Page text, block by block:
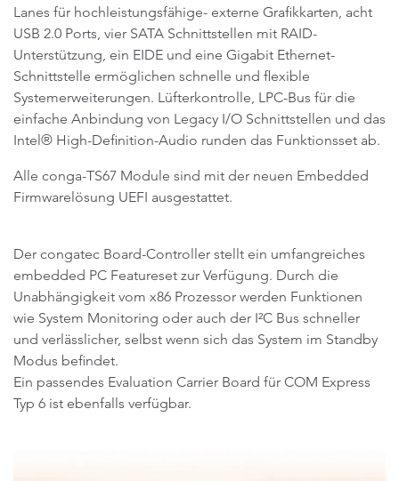
Lanes für hochleistungsfähige- externe Grafikkarten, acht
USB 2.0 Ports, vier SATA Schnittstellen mit RAID-
Unterstützung, ein EIDE und eine Gigabit Ethernet-
Schnittstelle ermöglichen schnelle und flexible
Systemerweiterungen. Lüfterkontrolle, LPC-Bus für die
einfache Anbindung von Legacy I/O Schnittstellen und das
Intel® High-Definition-Audio runden das Funktionsset ab.
Alle conga-TS67 Module sind mit der neuen Embedded
Firmwarelösung UEFI ausgestattet.
Der congatec Board-Controller stellt ein umfangreiches
embedded PC Featureset zur Verfügung. Durch die
Unabhängigkeit vom x86 Prozessor werden Funktionen
wie System Monitoring oder auch der I²C Bus schneller
und verlässlicher, selbst wenn sich das System im Standby
Modus befindet.
Ein passendes Evaluation Carrier Board für COM Express
Typ 6 ist ebenfalls verfügbar.